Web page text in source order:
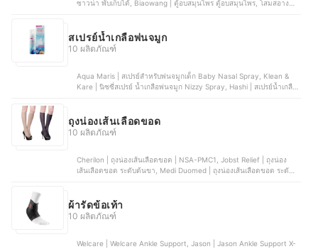
ซาวน่า พับเก็บได้, Biaowang | ตู้อบสมุนไพร ตู้อบสมุนไพร, โสมสอางค์ |
สเปรย์น้ำเกลือพ่นจมูก
10 ผลิตภัณฑ์
Aqua Maris | สเปรย์สำหรับพ่นจมูกเด็ก Baby Nasal Spray, Klean &
Kare | นิซซี่สเปรย์ น้ำเกลือพ่นจมูก Nizzy Spray, Hashi | สเปรย์น้ำเกลือ
เกลือธรรมชาติ Daily Nasal Hygiene Spray
ถุงน่องเส้นเลือดขอด
10 ผลิตภัณฑ์
Cherilon | ถุงน่องเส้นเลือดขอด | NSA-PMC1, Jobst Relief | ถุงน่อง
เส้นเลือดขอด ระดับต้นขา, Medi Duomed | ถุงน่องเส้นเลือดขอด ระดับ 2
ผ้ารัดข้อเท้า
10 ผลิตภัณฑ์
Welcare | Welcare Ankle Support, Jason | Jason Ankle Support X-